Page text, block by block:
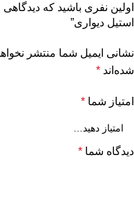
اولین نفری باشید که
استیل دیواری”
نشانی ایمیل شما منتشر
شده‌اند *
امتیاز شما *
دیدگاه شما *